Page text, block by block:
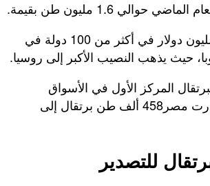
حوالي 1.6 مليون طن بقيمة.
ووصلت إلى 750 مليون دولار في أكثر من 100 دولة في
حيث يذهب النصيب الأكبر إلى روسيا.
المركز الأول في الأسواق
الأوروبية، حيث صدرت مصر458 ألف طن برتقال إلى
للتصدير